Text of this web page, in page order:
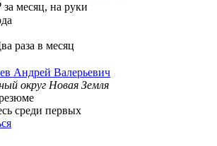
за месяц, на руки
раза в месяц
Андрей Валерьевич
округ Новая Земля
среди первых